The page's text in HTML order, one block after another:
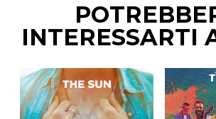
INTERESSARTI